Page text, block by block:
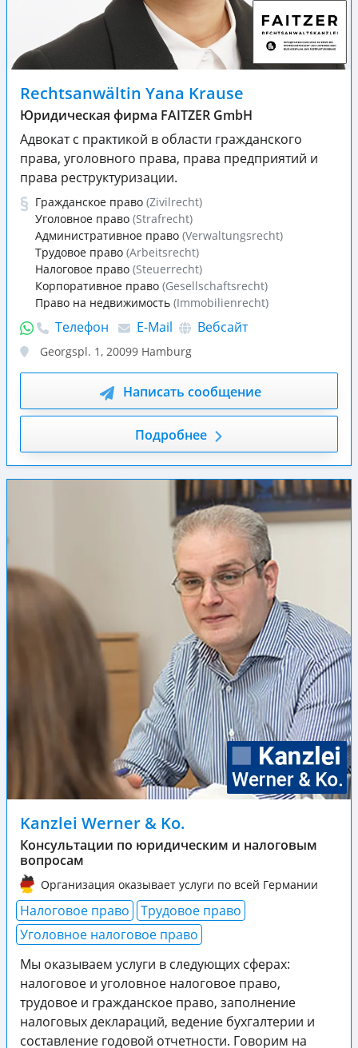
Rechtsanwältin Yana Krause
Юридическая фирма FAITZER GmbH
Адвокат с практикой в области гражданского
права, уголовного права, права предприятий и
права реструктуризации.
Гражданское право (Zivilrecht)
Уголовное право (Strafrecht)
Административное право (Verwaltungsrecht)
Трудовое право (Arbeitsrecht)
Налоговое право (Steuerrecht)
Корпоративное право (Gesellschaftsrecht)
Право на недвижимость (Immobilienrecht)
Телефон E-Mail Вебсайт
Georgspl. 1, 20099 Hamburg
Написать сообщение
Подробнее
Kanzlei Werner & Ko.
Консультации по юридическим и налоговым
вопросам
Организация оказывает услуги по всей Германии
Налоговое право
Трудовое право
Уголовное налоговое право
Мы оказываем услуги в следующих сферах:
налоговое и уголовное налоговое право,
трудовое и гражданское право, заполнение
налоговых деклараций, ведение бухгалтерии и
составление годовой отчетности. Говорим на